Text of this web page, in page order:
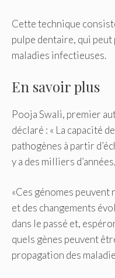
Cette technique
pulpe dentaire, qui peut
maladies infectieuses.
En savoir plus
Pooja Swali, premier
déclaré : « La capacité
pathogènes à partir
y a des milliers
«Ces génomes
et des changements
dans le passé et,
quels gènes peuvent
propagation des